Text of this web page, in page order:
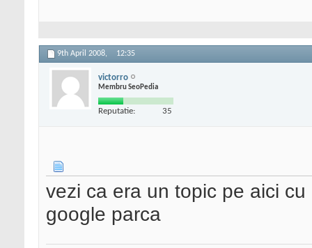
9th April 2008, 12:35
victorro
Membru SeoPedia
Reputatie: 35
vezi ca era un topic pe aici
google parca